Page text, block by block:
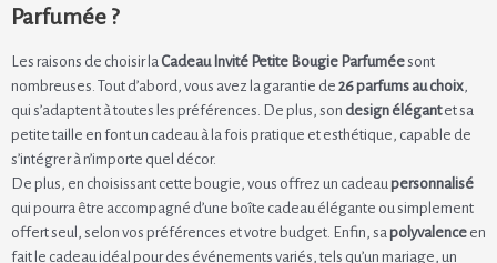
Parfumée ?
Les raisons de choisir la Cadeau Invité Petite Bougie Parfumée sont
nombreuses. Tout d’abord, vous avez la garantie de 26 parfums au choix
qui s’adaptent à toutes les préférences. De plus, son design élégantet sa
petite taille en font un cadeau à la fois pratique et esthétique, capable de
s’intégrer à n’importe quel décor.
De plus, en choisissant cette bougie, vous offrez un cadeau personnalisé
qui pourra être accompagné d’une boîte cadeau élégante ou simplement
offert seul, selon vos préférences et votre budget. Enfin, sa polyvalence en
fait le cadeau idéal pour des événements variés, tels qu’un mariage, un